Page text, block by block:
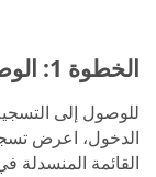
الخطوة 1: الوصول إلى تسجيلاتك
للوصول إلى
الدخول، اعرض
القائمة